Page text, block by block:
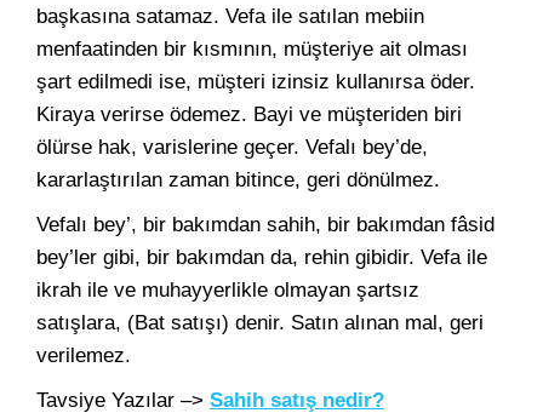
başkasına satamaz. Vefa ile satılan mebiin
menfaatinden bir kısmının, müşteriye ait olması
şart edilmedi ise, müşteri izinsiz kullanırsa öder.
Kiraya verirse ödemez. Bayi ve müşteriden biri
ölürse hak, varislerine geçer. Vefalı bey’de,
kararlaştırılan zaman bitince, geri dönülmez.
Vefalı bey’, bir bakımdan sahih, bir bakımdan fâsid
bey’ler gibi, bir bakımdan da, rehin gibidir. Vefa ile
ikrah ile ve muhayyerlikle olmayan şartsız
satışlara, (Bat satışı) denir. Satın alınan mal, geri
verilemez.
Tavsiye Yazılar –> Sahih satış nedir?